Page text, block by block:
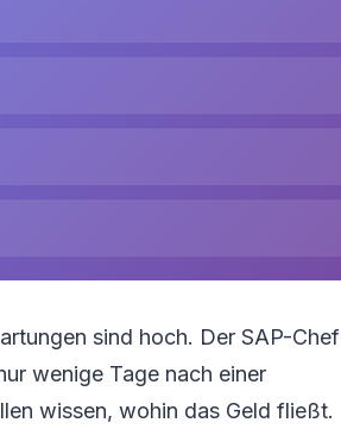
sind hoch. Der SAP-Chef
wenige Tage nach einer
wissen, wohin das Geld fließt.